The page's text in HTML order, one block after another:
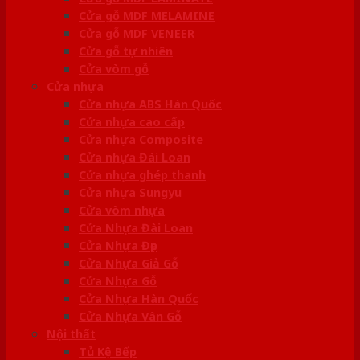
Cửa gỗ MDF MELAMINE
Cửa gỗ MDF VENEER
Cửa gỗ tự nhiên
Cửa vòm gỗ
Cửa nhựa
Cửa nhựa ABS Hàn Quốc
Cửa nhựa cao cấp
Cửa nhựa Composite
Cửa nhựa Đài Loan
Cửa nhựa ghép thanh
Cửa nhựa Sungyu
Cửa vòm nhựa
Cửa Nhựa Đài Loan
Cửa Nhựa Đẹp
Cửa Nhựa Giả Gỗ
Cửa Nhựa Gỗ
Cửa Nhựa Hàn Quốc
Cửa Nhựa Vân Gỗ
Nội thất
Tủ Kệ Bếp